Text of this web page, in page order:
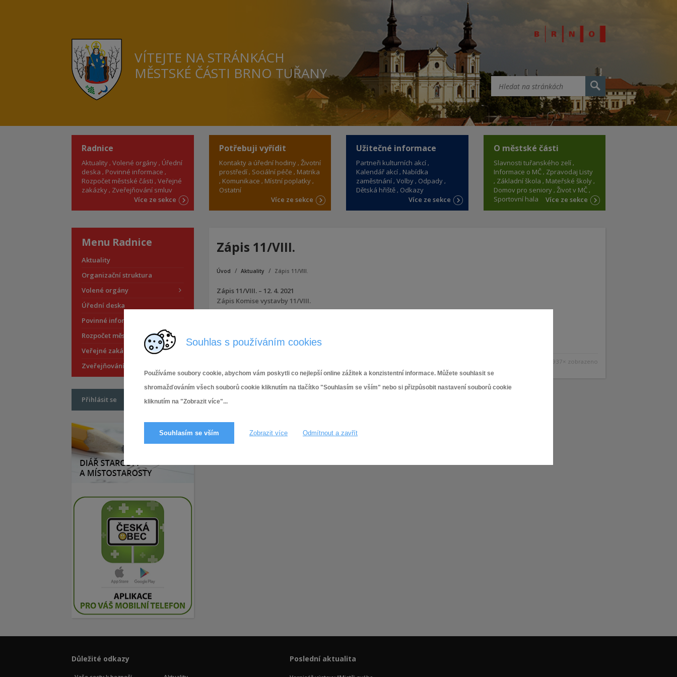
Souhlas s používáním cookies
Používáme soubory cookie, abychom vám poskytli co nejlepší online zážitek a konzistentní informace. Můžete souhlasit se
shromažďováním všech souborů cookie kliknutím na tlačítko "Souhlasím se vším" nebo si přizpůsobit nastavení souborů cookie
kliknutím na "Zobrazit více"...
Souhlasím se vším Zobrazit více Odmítnout a zavřít
VÍTEJTE NA STRÁNKÁCH
MĚSTSKÉ ČÁSTI BRNO TUŘANY
Radnice
Aktuality Volené orgány Úřední
deska
Povinné informace
Rozpočet městské části Veřejné
zakázky Zveřejňování smluv
Více ze sekce
Potřebuji vyřídit
Kontakty a úřední hodiny Životní
prostředí Sociální péče
Matrika
Komunikace
Místní poplatky
Ostatní
Více ze sekce
Užitečné informace
Partneři kulturních akcí
Kalendář akcí Nabídka
zaměstnání Volby Odpady
Dětská hřiště Odkazy
Více ze sekce
O městské části
Slavnosti tuřanského zelí
Informace o MČ Zpravodaj Listy
Základní škola
Mateřské školy
Domov pro seniory Život v MČ
Sportovní hala
Více ze sekce
Zápis 11/VIII.
Úvod Aktuality Zápis 11/VIII.
Zápis 11/VIII. – 12. 4. 2021
Zápis Komise vystavby 11/VIII.
937× zobrazeno
Menu Radnice
Aktuality
Organizační struktura
Volené orgány
Úřední deska
Povinné informace
Rozpočet městské části
Veřejné zakázky
Zveřejňování smluv
Přihlásit se
Důležité odkazy Poslední aktualita